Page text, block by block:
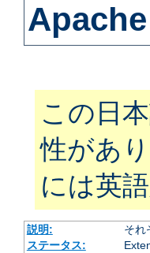
この日
性があ
には英
説明:
それ
ステータス: